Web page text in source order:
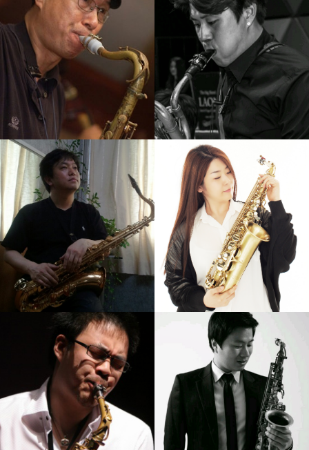
김병우
강의보기
신강균
강의보기
석성노
강의보기
서현진
강의보기
김재준 임정윤